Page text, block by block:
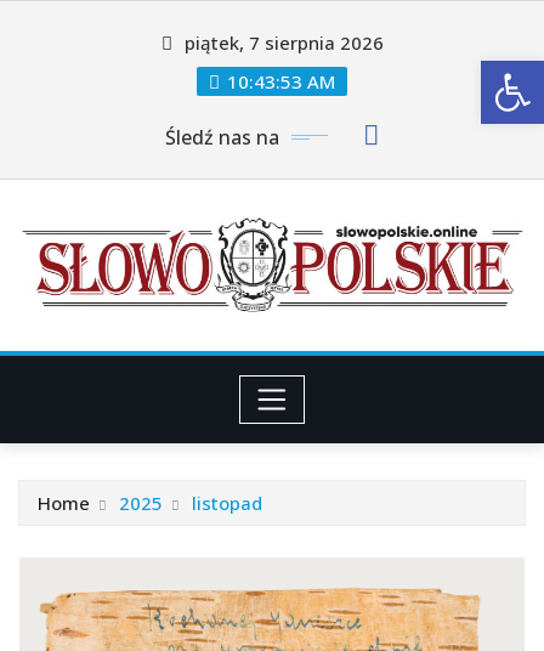
piątek, 7 sierpnia 2026
10:43:55 AM
Śledź nas na
Home 2025 listopad